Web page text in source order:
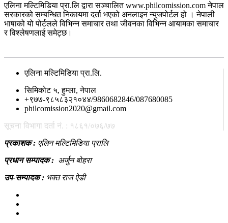
एलिना मल्टिमिडिया प्रा.लि द्वारा सञ्चालित www.philcomission.com नेपाल
सरकारको सम्बन्धित निकायमा दर्ता भएको अनलाइन न्युजपोर्टल हो । नेपाली
भाषाको यो पोर्टलले विभिन्न समाचार तथा जीवनका विभिन्न आयामका समाचार
र विश्लेषणलाई समेट्छ।
एलिना मल्टिमिडिया प्रा.लि.
सिमिकोट ५, हुम्ला, नेपाल
+९७७-९८५८३२१०४४/9860682846/087680085
philcomission2020@gmail.com
सूचना विभागा दर्ता नं. : १८६१/०७६/७७
प्रकाशक : एलिन मल्टिमिडिया प्रालि
प्रधान सम्पादक : अर्जुन बोहरा
उप-सम्पादक : भक्त राज ऐडी